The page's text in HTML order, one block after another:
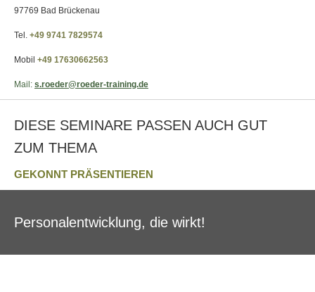
97769 Bad Brückenau
Tel. +49 9741 7829574
Mobil +49 17630662563
Mail: s.roeder@roeder-training.de
DIESE SEMINARE PASSEN AUCH GUT
ZUM THEMA
GEKONNT PRÄSENTIEREN
Personalentwicklung, die wirkt!